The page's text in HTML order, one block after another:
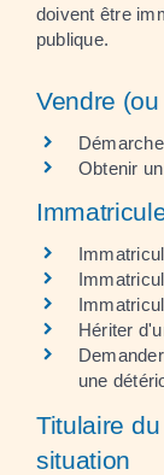
doivent être
publique.
Vendre
Obtenir
Hériter
une
Titulaire
situation